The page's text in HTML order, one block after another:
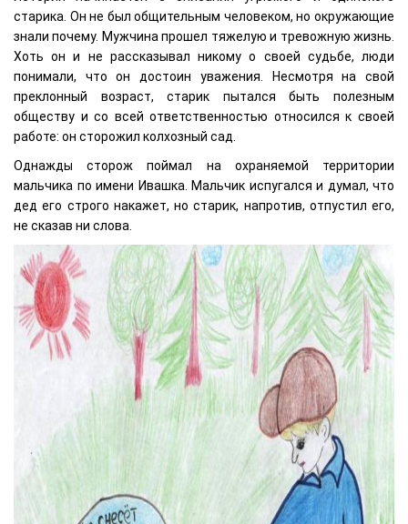
старика. Он не был общительным человеком, но окружающие
знали почему. Мужчина прошел тяжелую и тревожную жизнь.
Хоть он и не рассказывал никому о своей судьбе, люди
понимали, что он достоин уважения. Несмотря на свой
преклонный возраст, старик пытался быть полезным
обществу и со всей ответственностью относился к своей
работе: он сторожил колхозный сад.
Однажды сторож поймал на охраняемой территории
мальчика по имени Ивашка. Мальчик испугался и думал, что
дед его строго накажет, но старик, напротив, отпустил его,
не сказав ни слова.